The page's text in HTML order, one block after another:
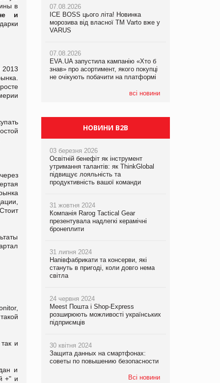
в
и
2013
,
и
и
+" и
07.08.2026
ICE BOSS цього літа! Новинка
морозива від власної ТМ Varto вже у
VARUS
07.08.2026
EVA.UA запустила кампанію «Хто б
знав» про асортимент, якого покупці
не очікують побачити на платформі
всі новини
06.08.2026
Смачна новинка для хвостатих: у
VARUS з’явилися паучі Varto Paw
05.08.2026
Мережа супермаркетів VARUS купує
мережу магазинів формату
компанія налічуватиме 374 магазини
07.08.2026
Франція заборонила рекламні дзвінки
НОВИНИ B2B
03 березня 2026
Освітній бенефіт як інструмент
утримання талантів: як ThinkGlobal
підвищує лояльність та
продуктивність вашої команди
31 жовтня 2024
Компанія Rarog Tactical Gear
презентувала надлегкі керамічні
бронеплити
31 липня 2024
Напівфабрикати та консерви, які
стануть в пригоді, коли довго нема
світла
24 червня 2024
Meest Пошта і Shop-Express
розширюють можливості українських
підприємців
30 квітня 2024
Защита данных на смартфонах:
советы по повышению безопасности
Всі новини